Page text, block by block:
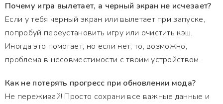
Почему игра вылетает, а черный экран не исчезает?
Если у тебя черный экран или вылетает при запуске,
попробуй переустановить игру или очистить кэш.
Иногда это помогает, но если нет, то, возможно,
проблема в несовместимости с твоим устройством.
Как не потерять прогресс при обновлении мода?
Не переживай! Просто сохрани все важные данные и